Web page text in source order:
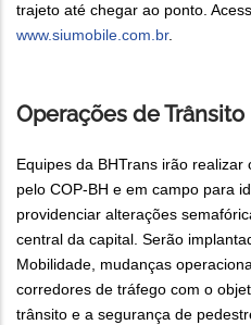
trajeto até chegar ao ponto.
www.siumobile.com.br.
Operações de Trânsito
Equipes da BHTrans irão
pelo COP-BH e em campo para
providenciar alterações
central da capital. Serão
Mobilidade, mudanças
corredores de tráfego com o
trânsito e a segurança de